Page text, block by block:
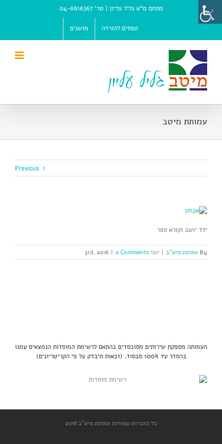
content
מתחם מ"א גליל עליון |טל' 04-6816367
טפסים להורדה מושגים
עמותת מיטב
Previous
ילד יושב וקורא ספר
By עמותת מיט"ב | יוני 3rd, 2016 | 0 Comments
העמותה מספקת שירותים מסובסדים בהתאם לרשימת המוסדות הנמצאים עמנו
בהסדר עד 100% סבסוד. (זכאות תיבדק על פי הקריטריונים)
כל הזכויות שמורות עמותת מיט"ב 2016